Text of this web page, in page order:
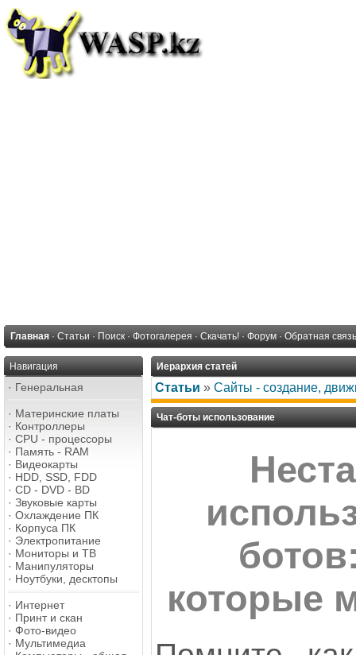
Главная · Статьи · Поиск · Фотогалерея · Скачать! · Форум · Обратная связь
Навигация
· Генеральная
· Материнские платы
· Контроллеры
· CPU - процессоры
· Память - RAM
· Видеокарты
· HDD, SSD, FDD
· CD - DVD - BD
· Звуковые карты
· Охлаждение ПК
· Корпуса ПК
· Электропитание
· Мониторы и ТВ
· Манипуляторы
· Ноутбуки, десктопы
· Интернет
· Принт и скан
· Фото-видео
· Мультимедиа
Иерархия статей
Статьи » Сайты - создание,
Чат-боты использование
которые